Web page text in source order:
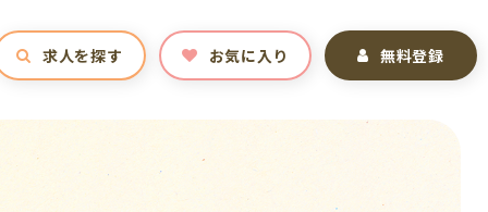
求人を探す お気に入り 無料登録